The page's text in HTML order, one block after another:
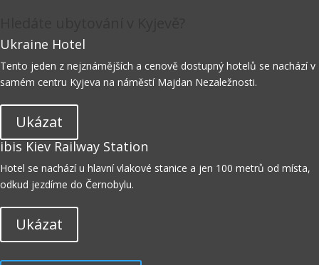
Ukraine Hotel
Tento jeden z nejznámějších a cenově dostupný hotelů se nachází v
samém centru Kyjeva na náměstí Majdan Nezaležnosti.
Ukázat
ibis Kiev Railway Station
Hotel se nachází u hlavní vlakové stanice a jen 100 metrů od místa,
odkud jezdíme do Černobylu.
Ukázat